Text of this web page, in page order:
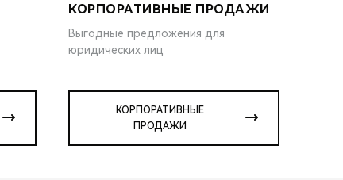
КОРПОРАТИВНЫЕ ПРОДАЖИ
Выгодные предложения для
юридических лиц
КОРПОРАТИВНЫЕ
ПРОДАЖИ